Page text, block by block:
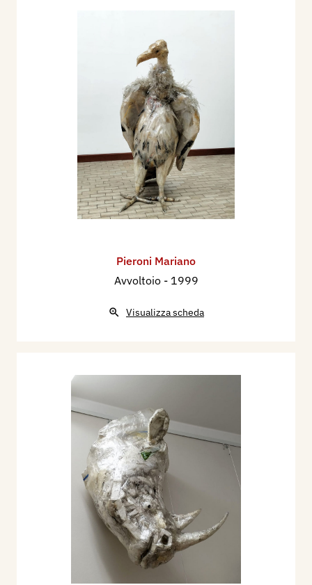
Pieroni Mariano
Avvoltoio - 1999
Visualizza scheda